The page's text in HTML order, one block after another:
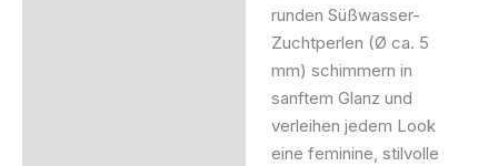
runden Süßwasser-
Zuchtperlen (Ø ca. 5
mm) schimmern in
sanftem Glanz und
verleihen jedem Look
eine feminine, stilvolle